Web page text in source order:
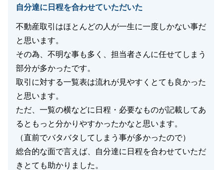
自分達に日程を合わせていただいた
不動産取引はほとんどの人が一生に一度しかない事だ
と思います。
その為、不明な事も多く、担当者さんに任せてしまう
部分が多かったです。
取引に対する一覧表は流れが見やすくとても良かった
と思います。
ただ、一覧の横などに日程・必要なものが記載してあ
るともっと分かりやすかったかなと思います。
（直前でバタバタしてしまう事が多かったので）
総合的な面で言えば、自分達に日程を合わせていただ
きとても助かりました。